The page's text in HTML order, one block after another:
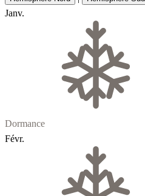
Janv.
Dormance
Févr.